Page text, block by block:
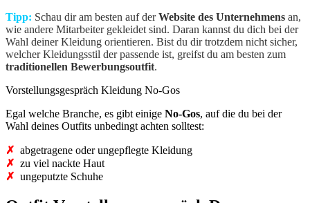
Tipp: Schau dir am besten auf derWebsite des Unternehmens an,
wie andere Mitarbeiter gekleidet sind. Daran kannst du dich bei der
Wahl deiner Kleidung orientieren. Bist du dir trotzdem nicht sicher,
welcher Kleidungsstil der passende ist, greifst du am besten zum
traditionellen Bewerbungsoutfit.
Vorstellungsgespräch Kleidung No-Gos
Egal welche Branche, es gibt einige No-Gos, auf die du bei der
Wahl deines Outfits unbedingt achten solltest:
✗ abgetragene oder ungepflegte Kleidung
✗ zu viel nackte Haut
✗ ungeputzte Schuhe